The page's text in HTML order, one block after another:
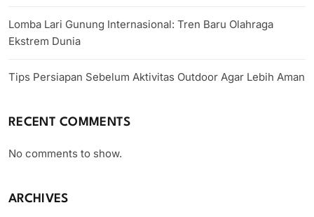
Lomba Lari Gunung Internasional: Tren Baru Olahraga
Ekstrem Dunia
Tips Persiapan Sebelum Aktivitas Outdoor Agar Lebih Aman
RECENT COMMENTS
No comments to show.
ARCHIVES